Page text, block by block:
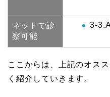
ネットで診
察可能
3-
ここからは、上記のオス
く紹介していきます。